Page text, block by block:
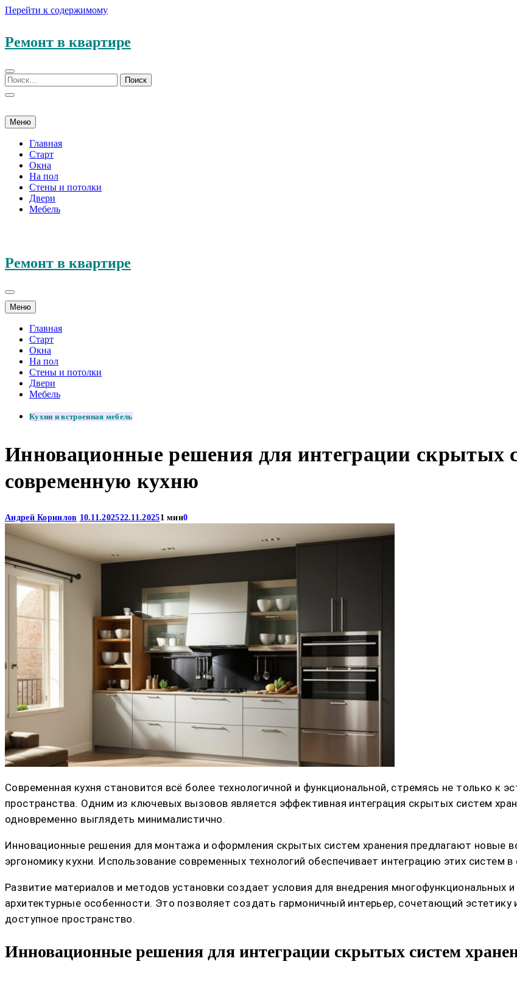
Перейти к содержимому
Ремонт в квартире
Меню
Главная
Старт
Окна
На пол
Стены и потолки
Двери
Мебель
Ремонт в квартире
Меню
Главная
Старт
Окна
На пол
Стены и потолки
Двери
Мебель
Кухни и встроенная мебель
Инновационные решения для интеграции скрытых
современную кухню
Андрей Корнилов 10.11.202522.11.20251 мин0
Современная кухня становится всё более технологичной и функциональной, стремясь не только к
пространства. Одним из ключевых вызовов является эффективная интеграция скрытых систем
одновременно выглядеть минималистично.
Инновационные решения для монтажа и оформления скрытых систем хранения предлагают новые
эргономику кухни. Использование современных технологий обеспечивает интеграцию этих
Развитие материалов и методов установки создает условия для внедрения
архитектурные особенности. Это позволяет создать гармоничный интерьер, сочетающий
доступное пространство.
Инновационные решения для интеграции скрытых систем